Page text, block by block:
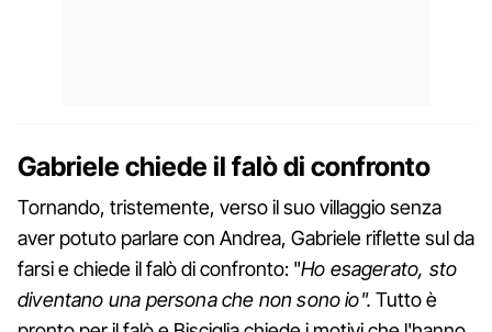
Gabriele chiede il falò di confronto
Tornando, tristemente, verso il suo villaggio senza
aver potuto parlare con Andrea, Gabriele riflette sul da
farsi e chiede il falò di confronto: "Ho esagerato, sto
diventano una persona che non sono io".Tutto è